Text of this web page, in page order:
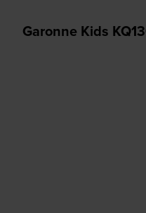
Garonne Kids